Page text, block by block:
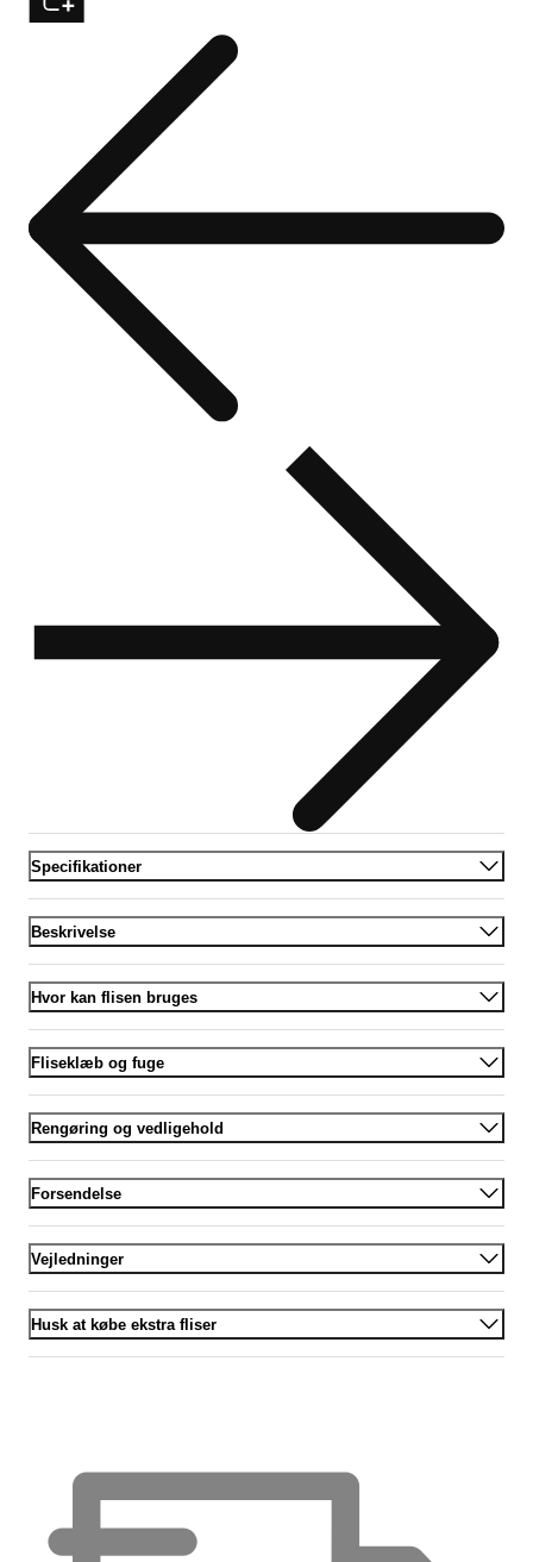
Specifikationer
Beskrivelse
Hvor kan flisen bruges
Fliseklæb og fuge
Rengøring og vedligehold
Forsendelse
Vejledninger
Husk at købe ekstra fliser